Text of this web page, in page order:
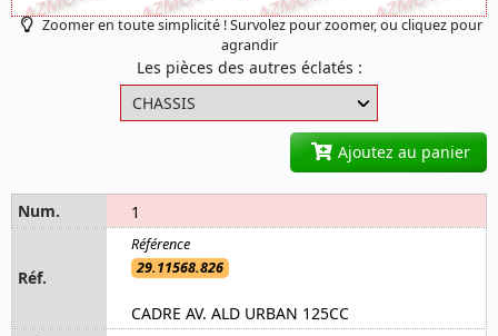
Zoomer en toute simplicité ! Survolez pour zoomer, ou cliquez pour
agrandir
Les pièces des autres éclatés :
Ajoutez au panier
1
29.11568.826
CADRE AV. ALD URBAN 125CC